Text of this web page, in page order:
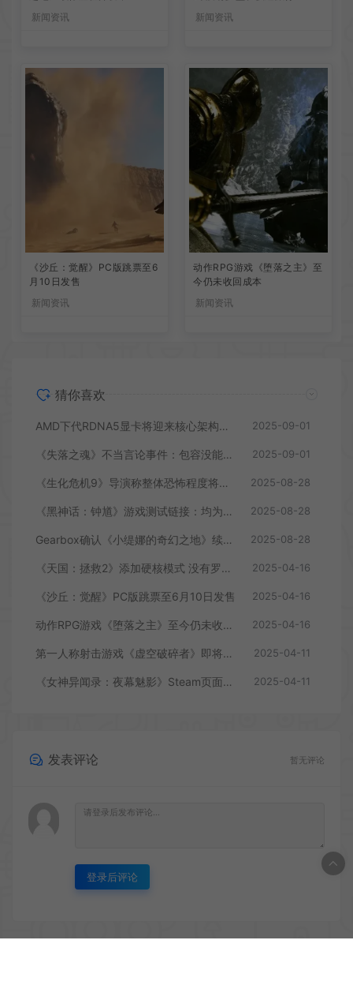
新闻资讯
新闻资讯
《沙丘：觉醒》PC版跳票至6
月10日发售
新闻资讯
动作RPG游戏《堕落之主》至
今仍未收回成本
新闻资讯
猜你喜欢
AMD下代RDNA5显卡将迎来核心架构大幅升级 2025-09-01
《失落之魂》不当言论事件：包容没能消解过激言论 2025-09-01
《生化危机9》导演称整体恐怖程度将进一步提升 2025-08-28
《黑神话：钟馗》游戏测试链接：均为骗子 2025-08-28
Gearbox确认《小缇娜的奇幻之地》续作正在开发中 2025-08-28
《天国：拯救2》添加硬核模式 没有罗盘和快速旅行 2025-04-16
《沙丘：觉醒》PC版跳票至6月10日发售 2025-04-16
动作RPG游戏《堕落之主》至今仍未收回成本 2025-04-16
第一人称射击游戏《虚空破碎者》即将多平台上线 2025-04-11
《女神异闻录：夜幕魅影》Steam页面上线 2025-04-11
发表评论 暂无评论
登录后评论